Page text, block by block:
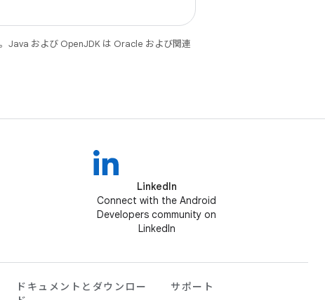
Java および OpenJDK は Oracle および関連
LinkedIn
Connect with the Android
Developers community on
LinkedIn
ドキュメントとダウンロー
サポート